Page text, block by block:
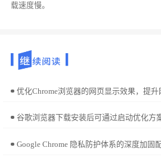
载速度慢。